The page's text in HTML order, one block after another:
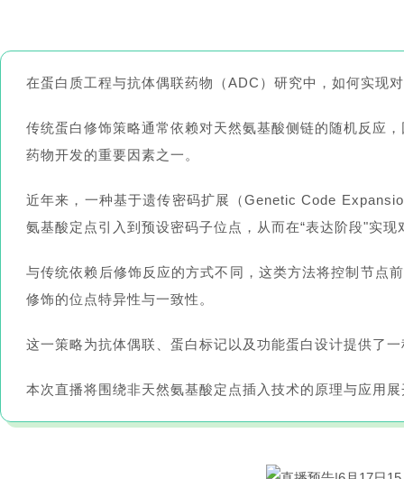
在蛋白质工程与抗体偶联药物 （ADC）研究中，如何实现
传统蛋白修饰策略通常依赖对天然氨基酸侧链的随机反应
药物开发的重要因素之一。
近年来，一种基于遗传密码扩展（Genetic Code
氨基酸定点引入到预设密码子位点，从而在“表达阶段"实
与传统依赖后修饰反应的方式不同，这类方法将控制节点
修饰的位点特异性与一致性。
这一策略为抗体偶联、蛋白标记以及功能蛋白设计提供了
本次直播将围绕非天然氨基酸定点插入技术的原理与应用